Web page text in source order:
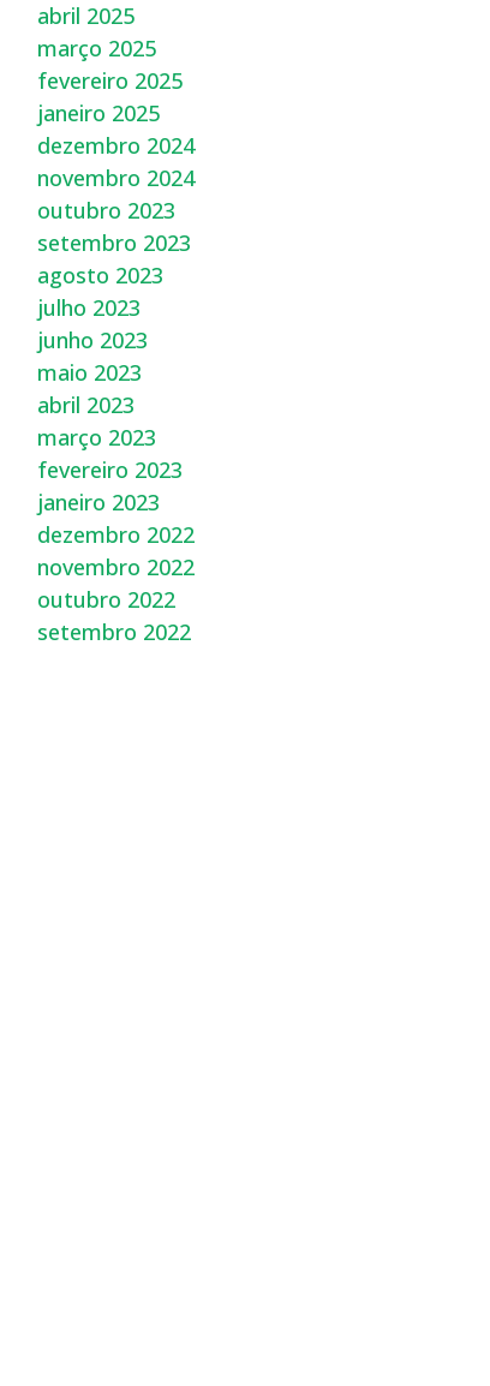
abril 2025
março 2025
fevereiro 2025
janeiro 2025
dezembro 2024
novembro 2024
outubro 2023
setembro 2023
agosto 2023
julho 2023
junho 2023
maio 2023
abril 2023
março 2023
fevereiro 2023
janeiro 2023
dezembro 2022
novembro 2022
outubro 2022
setembro 2022